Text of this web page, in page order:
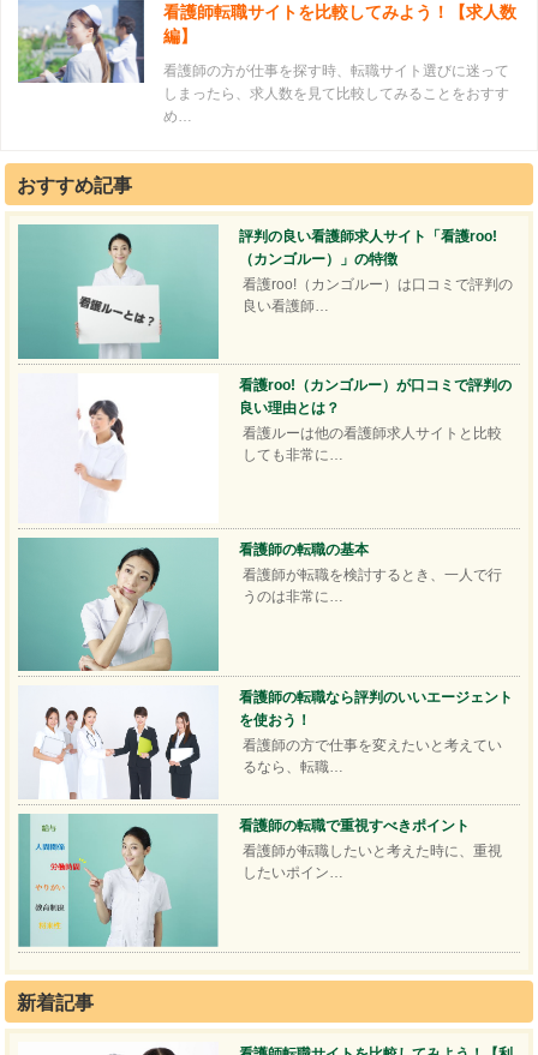
看護師転職サイトを比較してみよう！【求人数
編】
看護師の方が仕事を探す時、転職サイト選びに迷って
しまったら、求人数を見て比較してみることをおすす
め…
おすすめ記事
評判の良い看護師求人サイト「看護roo!
（カンゴルー）」の特徴
看護roo!（カンゴルー）は口コミで評判の
良い看護師…
看護roo!（カンゴルー）が口コミで評判の
良い理由とは？
看護ルーは他の看護師求人サイトと比較
しても非常に…
看護師の転職の基本
看護師が転職を検討するとき、一人で行
うのは非常に…
看護師の転職なら評判のいいエージェント
を使おう！
看護師の方で仕事を変えたいと考えてい
るなら、転職…
看護師の転職で重視すべきポイント
看護師が転職したいと考えた時に、重視
したいポイン…
新着記事